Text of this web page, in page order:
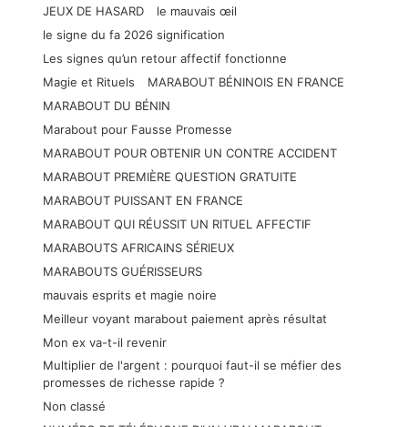
JEUX DE HASARD
le mauvais œil
le signe du fa 2026 signification
Les signes qu’un retour affectif fonctionne
Magie et Rituels
MARABOUT BÉNINOIS EN FRANCE
MARABOUT DU BÉNIN
Marabout pour Fausse Promesse
MARABOUT POUR OBTENIR UN CONTRE ACCIDENT
MARABOUT PREMIÈRE QUESTION GRATUITE
MARABOUT PUISSANT EN FRANCE
MARABOUT QUI RÉUSSIT UN RITUEL AFFECTIF
MARABOUTS AFRICAINS SÉRIEUX
MARABOUTS GUÉRISSEURS
mauvais esprits et magie noire
Meilleur voyant marabout paiement après résultat
Mon ex va-t-il revenir
Multiplier de l'argent : pourquoi faut-il se méfier des
promesses de richesse rapide ?
Non classé